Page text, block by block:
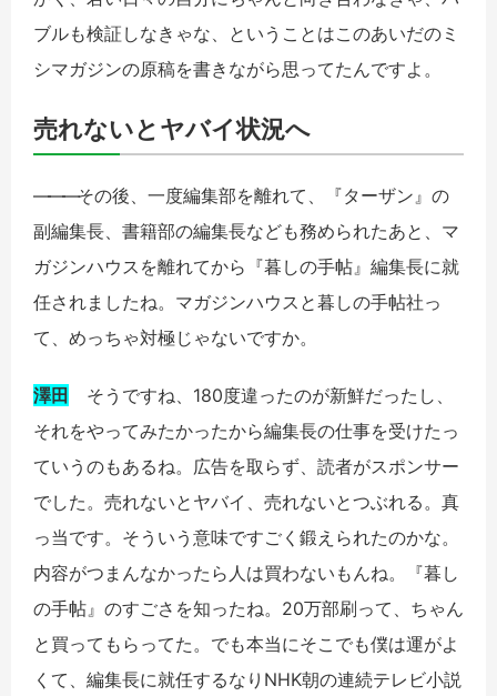
ブルも検証しなきゃな、ということはこのあいだのミ
シマガジンの原稿を書きながら思ってたんですよ。
売れないとヤバイ状況へ
―――その後、一度編集部を離れて、『ターザン』の
副編集長、書籍部の編集長なども務められたあと、マ
ガジンハウスを離れてから『暮しの手帖』編集長に就
任されましたね。マガジンハウスと暮しの手帖社っ
て、めっちゃ対極じゃないですか。
澤田 そうですね、180度違ったのが新鮮だったし、
それをやってみたかったから編集長の仕事を受けたっ
ていうのもあるね。広告を取らず、読者がスポンサー
でした。売れないとヤバイ、売れないとつぶれる。真
っ当です。そういう意味ですごく鍛えられたのかな。
内容がつまんなかったら人は買わないもんね。『暮し
の手帖』のすごさを知ったね。20万部刷って、ちゃん
と買ってもらってた。でも本当にそこでも僕は運がよ
くて、編集長に就任するなりNHK朝の連続テレビ小説